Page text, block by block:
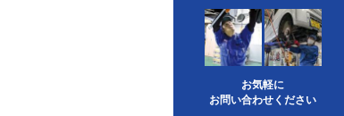
お気軽に
お問い合わせください